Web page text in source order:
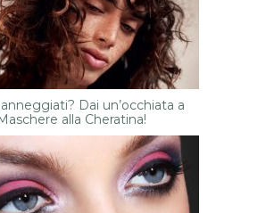
Dai un’occhiata a
alla Cheratina!